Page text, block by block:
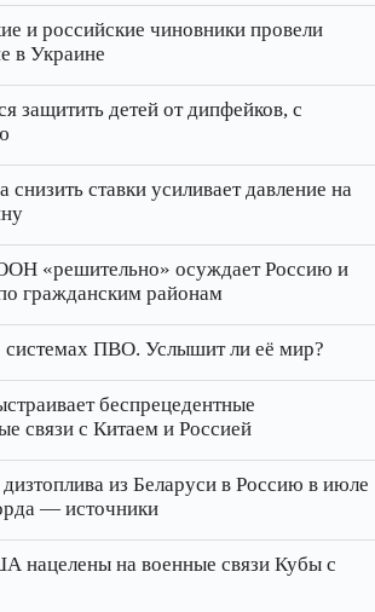
и российские чиновники провели
в Украине
защитить детей от дипфейков, с
ставки усиливает давление на
«решительно» осуждает Россию и
гражданским районам
системах ПВО. Услышит ли её мир?
беспрецедентные
связи с Китаем и Россией
из Беларуси в Россию в июле
— источники
нацелены на военные связи Кубы с